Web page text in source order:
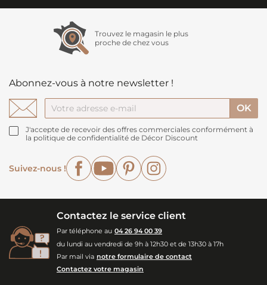
Trouvez le magasin le plus
proche de chez vous
Abonnez-vous à notre newsletter !
J'accepte de recevoir des offres commerciales conformément à
la politique de confidentialité de Décor Discount
Suivez-nous !
FacebookYouTubePinterest
Contactez le service client
Par téléphone au 04 26 94 00 39
du lundi au vendredi de 9h à 12h30 et de 13h30 à 17h
Par mail via notre formulaire de contact
Contactez votre magasin